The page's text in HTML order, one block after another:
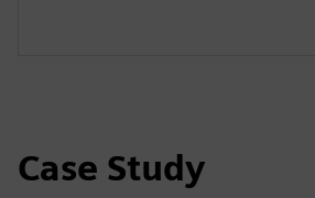
Case Study